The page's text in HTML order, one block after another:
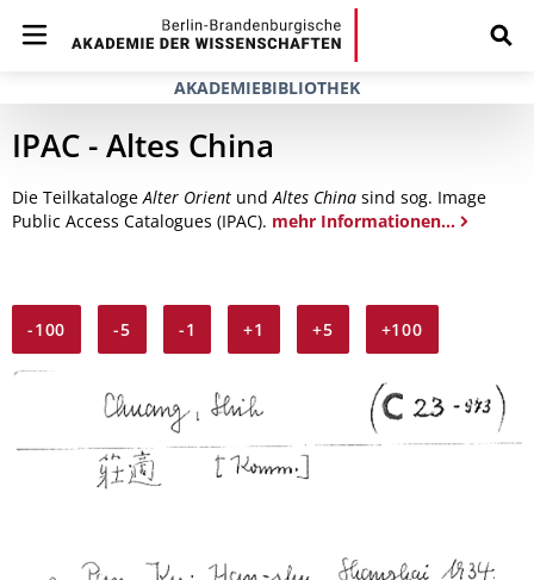
AKADEMIEBIBLIOTHEK
IPAC - Altes China
Die TeilkatalogeAlter Orient undAltes China sind sog. Image
Public Access Catalogues (IPAC). mehr Informationen...
-100 -5 -1 +1 +5 +100